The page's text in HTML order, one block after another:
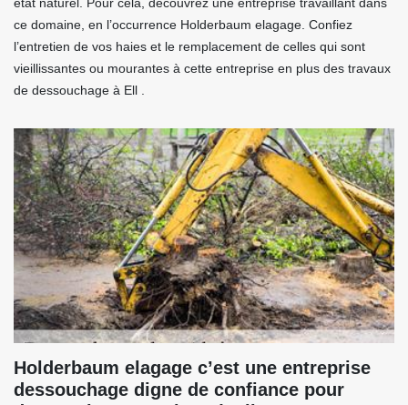
état naturel. Pour cela, découvrez une entreprise travaillant dans
ce domaine, en l’occurrence Holderbaum elagage. Confiez
l’entretien de vos haies et le remplacement de celles qui sont
vieillissantes ou mourantes à cette entreprise en plus des travaux
de dessouchage à Ell .
Holderbaum elagage c’est une entreprise
dessouchage digne de confiance pour